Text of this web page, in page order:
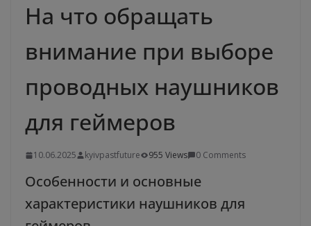
На что обращать
внимание при выборе
проводных наушников
для геймеров
10.06.2025 kyivpastfuture 955 Views 0 Comments
Особенности и основные
характеристики наушников для